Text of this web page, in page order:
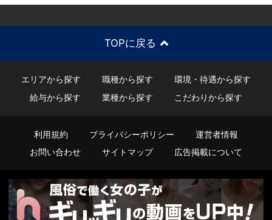
TOPに戻る
エリアから探す 職種から探す
環境・待遇から探す
給与から探す
業種から探す こだわりから探す
利用規約 プライバシーポリシー
運営者情報
お問い合わせ
サイトマップ 広告掲載について